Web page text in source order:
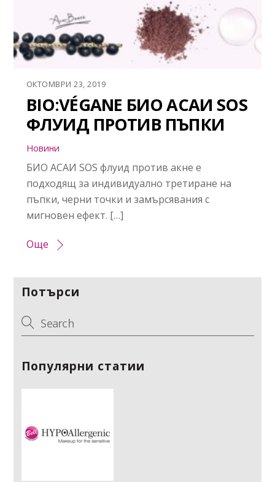
ОКТОМВРИ 23, 2019
BIO:VÉGANE БИО АСАИ SOS
ФЛУИД ПРОТИВ ПЪПКИ
Новини
БИО АСАИ SOS флуид против акне е
подходящ за индивидуално третиране на
пъпки, черни точки и замърсявания с
мигновен ефект. […]
Още
Потърси
Популярни статии